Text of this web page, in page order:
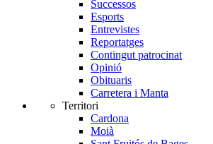
Successos
Esports
Entrevistes
Reportatges
Contingut patrocinat
Opinió
Obituaris
Carretera i Manta
Territori
Cardona
Moià